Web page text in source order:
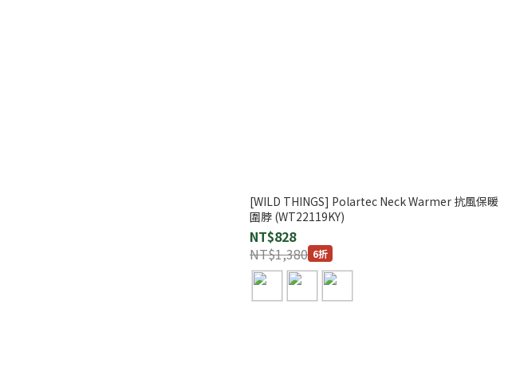
[WILD THINGS] Polartec Neck Warmer 抗風保暖
圍脖 (WT22119KY)
NT$828
NT$1,380 6折